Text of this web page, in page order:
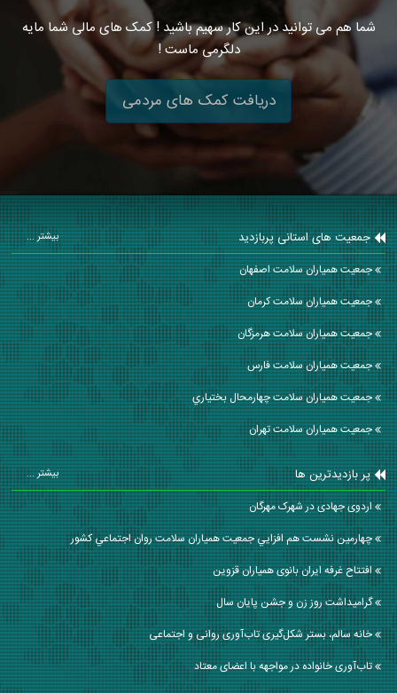
شما هم می توانید در این کار سهیم باشید ! کمک های مالی شما مایه
دلگرمی ماست !
دریافت کمک های مردمی
جمعیت های استانی پربازدید بیشتر ...
جمعیت همیاران سلامت اصفهان
جمعیت همیاران سلامت كرمان
جمعیت همیاران سلامت هرمزگان
جمعیت همیاران سلامت فارس
جمعیت همیاران سلامت چهارمحال بختياري
جمعیت همیاران سلامت تهران
پر بازدیدترین ها بیشتر ...
اردوی جهادی در شهرک مهرگان
چهارمين نشست هم افزايي جمعيت همياران سلامت روان اجتماعي كشور
افتتاح غرفه ایران بانوی همیاران قزوین
گرامیداشت روز زن و جشن پایان سال
خانه سالم، بستر شکل‌گیری تاب‌آوری روانی و اجتماعی
تاب‌آوری خانواده‌ در مواجهه با اعضای معتاد